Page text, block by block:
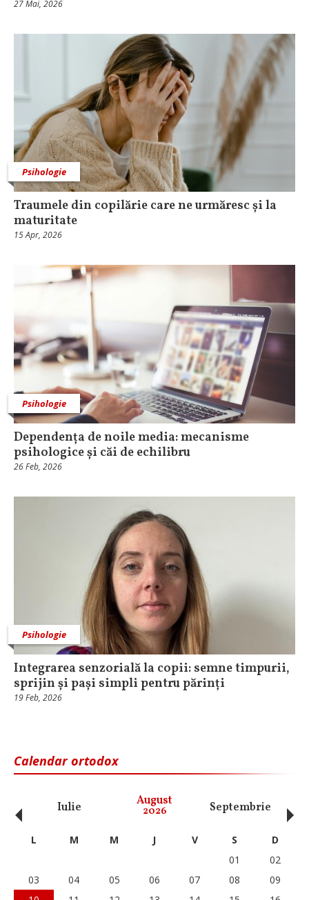
27 Mai, 2026
Psihologie
Traumele din copilărie care ne urmăresc și la
maturitate
15 Apr, 2026
Psihologie
Dependența de noile media: mecanisme
psihologice și căi de echilibru
26 Feb, 2026
Psihologie
Integrarea senzorială la copii: semne timpurii,
sprijin și pași simpli pentru părinți
19 Feb, 2026
Calendar ortodox
Iulie August
2026 Septembrie
‹ L M M J V S
D
01
02
03
04 05 06 07 08
09